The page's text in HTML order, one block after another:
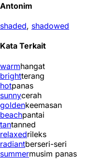
Antonim
shaded, shadowed
Kata Terkait
warmhangat
brightterang
hotpanas
sunnycerah
goldenkeemasan
beachpantai
tantanned
relaxedrileks
radiantberseri-seri
summermusim panas